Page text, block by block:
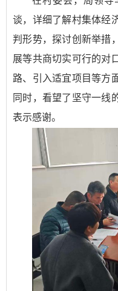
谈，详细了解村集体经
判形势，探讨创新举措
展等共商切实可行的对
路、引入适宜项目等方
同时，看望了坚守一线
表示感谢。